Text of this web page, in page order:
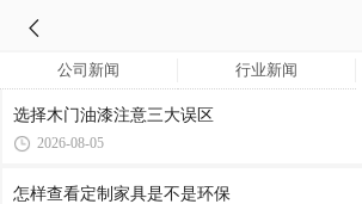
公司新闻 行业新闻
选择木门油漆注意三大误区
2026-08-05
怎样查看定制家具是不是环保